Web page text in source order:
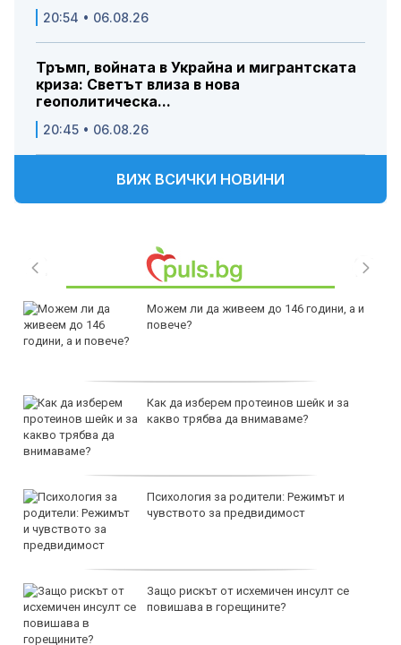
20:54 • 06.08.26
Тръмп, войната в Украйна и мигрантската
криза: Светът влиза в нова
геополитическа...
20:45 • 06.08.26
ВИЖ ВСИЧКИ НОВИНИ
Можем ли да живеем до 146 години, а и
повече?
Как да изберем протеинов шейк и за
какво трябва да внимаваме?
Психология за родители: Режимът и
чувството за предвидимост
Защо рискът от исхемичен инсулт се
повишава в горещините?